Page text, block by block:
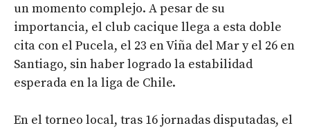
un momento complejo. A pesar de su
importancia, el club cacique llega a esta doble
cita con el Pucela, el 23 en Viña del Mar y el 26 en
Santiago, sin haber logrado la estabilidad
esperada en la liga de Chile.
En el torneo local, tras 16 jornadas disputadas, el